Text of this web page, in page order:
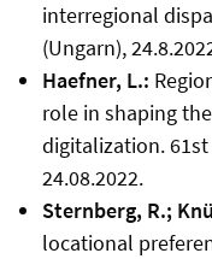
interregional
(Ungarn),
Haefner, L.:
role in shaping
digitalization. 61st
24.08.2022.
Sternberg, R.;
locational